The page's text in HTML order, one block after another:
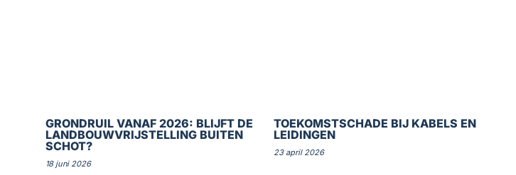
GRONDRUIL VANAF 2026: BLIJFT DE
LANDBOUWVRIJSTELLING BUITEN
SCHOT?
18 juni 2026
TOEKOMSTSCHADE BIJ KABELS EN
LEIDINGEN
23 april 2026